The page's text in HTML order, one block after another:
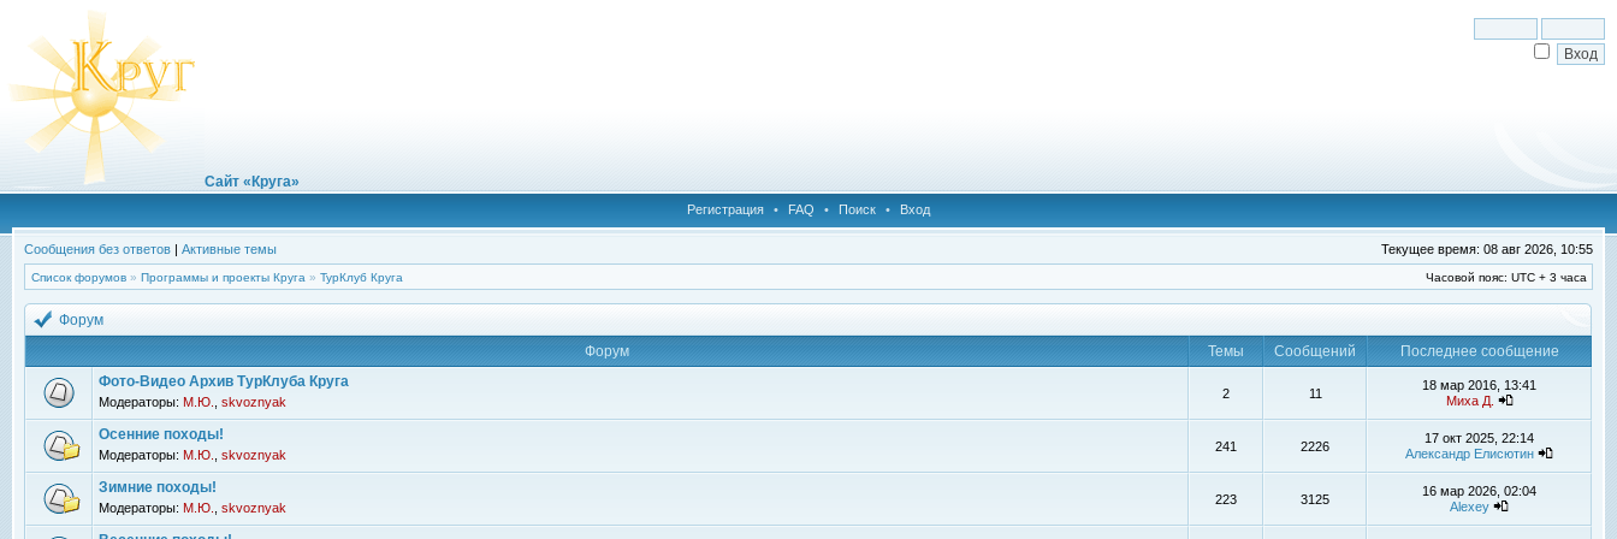
Сайт «Круга»
Регистрация • FAQ • Поиск • Вход
Сообщения без ответов | Активные темы Текущее время: 08 авг 2026, 10:55
Список форумов » Программы и проекты Круга » ТурКлуб Круга Часовой пояс: UTC + 3 часа
Форум
Форум
Темы Сообщений
Последнее сообщение
Фото-Видео Архив ТурКлуба Круга
Модераторы: М.Ю. skvoznyak
2 11
18 мар 2016, 13:41
Миха Д.
Осенние походы!
Модераторы: М.Ю. skvoznyak
241 2226
17 окт 2025, 22:14
Александр Елисютин
Зимние походы!
Модераторы: М.Ю. skvoznyak
223 3125
16 мар 2026, 02:04
Alexey